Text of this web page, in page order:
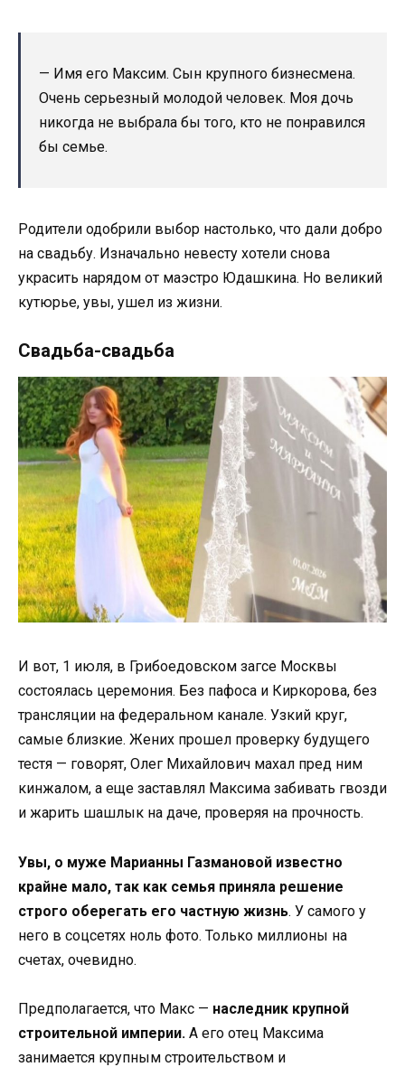
— Имя его Максим. Сын крупного бизнесмена.
Очень серьезный молодой человек. Моя дочь
никогда не выбрала бы того, кто не понравился
бы семье.
Родители одобрили выбор настолько, что дали добро
на свадьбу. Изначально невесту хотели снова
украсить нарядом от маэстро Юдашкина. Но великий
кутюрье, увы, ушел из жизни.
Свадьба-свадьба
И вот, 1 июля, в Грибоедовском загсе Москвы
состоялась церемония. Без пафоса и Киркорова, без
трансляции на федеральном канале. Узкий круг,
самые близкие. Жених прошел проверку будущего
тестя — говорят, Олег Михайлович махал пред ним
кинжалом, а еще заставлял Максима забивать гвозди
и жарить шашлык на даче, проверяя на прочность.
Увы, о муже Марианны Газмановой известно
крайне мало, так как семья приняла решение
строго оберегать его частную жизнь. У самого у
него в соцсетях ноль фото. Только миллионы на
счетах, очевидно.
Предполагается, что Макс — наследник крупной
строительной империи. А его отец Максима
занимается крупным строительством и